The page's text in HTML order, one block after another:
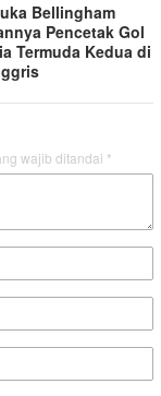
Bellingham
Pencetak Gol
Termuda Kedua di
wajib ditandai *